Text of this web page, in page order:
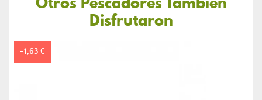
Disfrutaron
-1,63 €